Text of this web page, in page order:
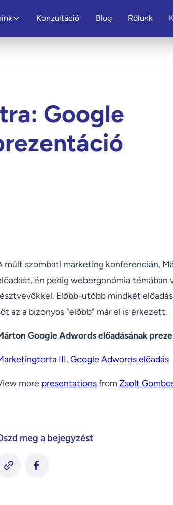
Konzultáció Blog Rólunk
Google
múlt szombati marketing konferencián,
én pedig webergonómia
Előbb-utóbb mindkét
az a bizonyos "előbb" már el is érkezett.
Google Adwords előadásának
III. Google Adwords előadás
more presentationsfrom Zsolt
meg a bejegyzést